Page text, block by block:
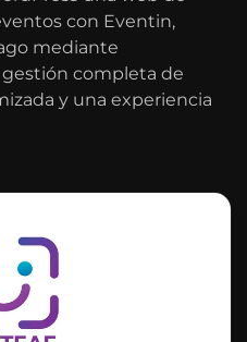
con Eventin,
mediante
completa de
y una experiencia